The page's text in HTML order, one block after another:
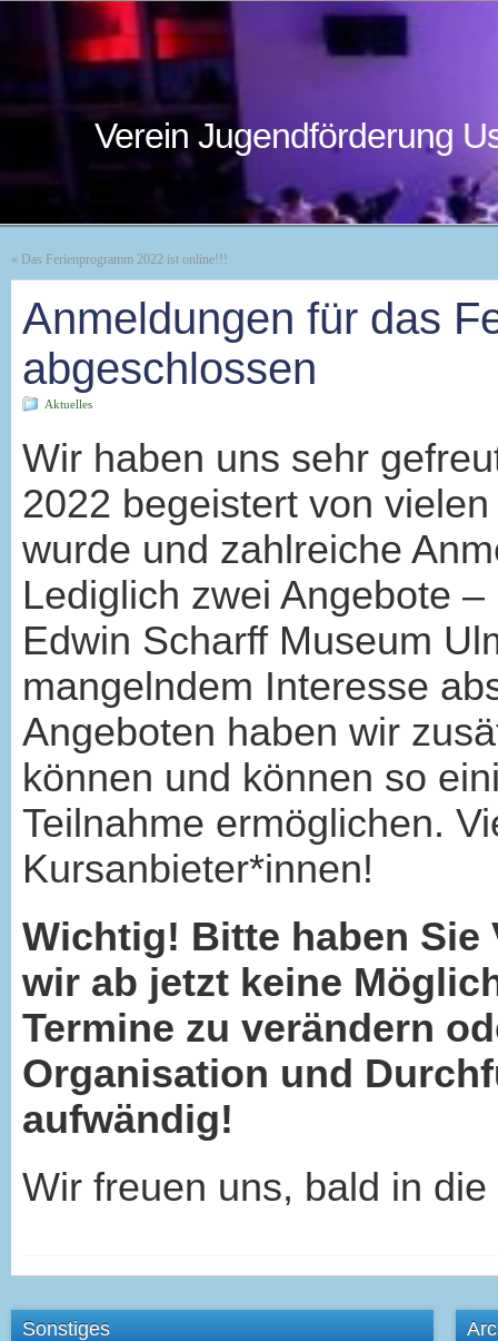
Verein Jugendförderung
« Das Ferienprogramm 2022 ist online!!!
Anmeldungen für das
abgeschlossen
Aktuelles
Wir haben uns sehr
2022 begeistert von
wurde und zahlreiche
Lediglich zwei Angebote
Edwin Scharff Museum
mangelndem Interesse
Angeboten haben wir
können und können so
Teilnahme ermöglichen.
Kursanbieter*innen!
Wichtig! Bitte haben Sie
wir ab jetzt keine
Termine zu verändern
Organisation und
aufwändig!
Wir freuen uns, bald in
Sonstiges